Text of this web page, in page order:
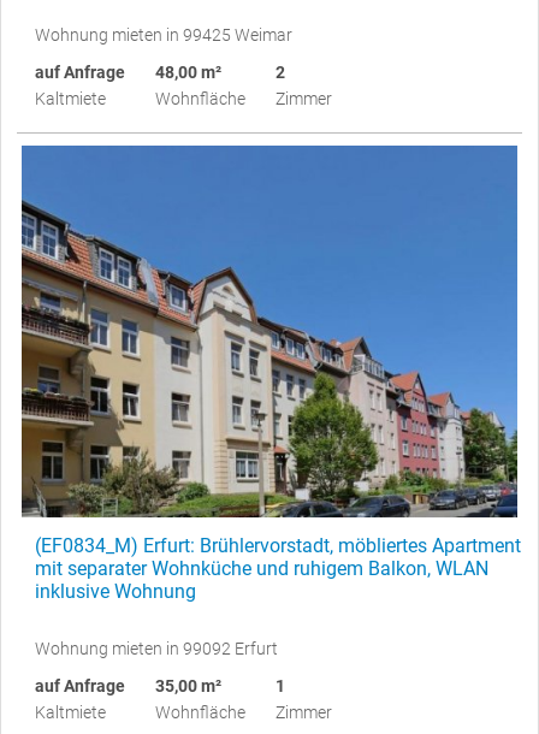
Wohnung mieten in 99425 Weimar
auf Anfrage
Kaltmiete
48,00 m²
Wohnfläche
2
Zimmer
(EF0834_M) Erfurt: Brühlervorstadt, möbliertes Apartment
mit separater Wohnküche und ruhigem Balkon, WLAN
inklusive Wohnung
Wohnung mieten in 99092 Erfurt
auf Anfrage
Kaltmiete
35,00 m²
Wohnfläche
1
Zimmer